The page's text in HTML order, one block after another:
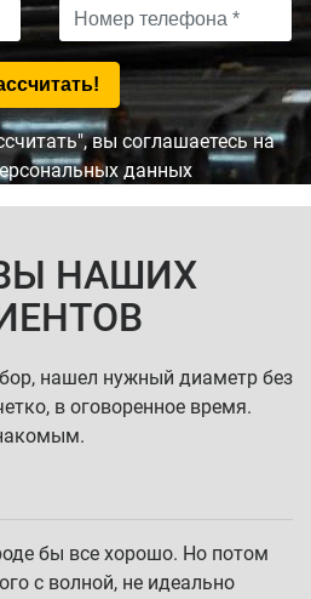
вы соглашаетесь на
данных
НАШИХ
нашел нужный диаметр без
в оговоренное время.
бы все хорошо. Но потом
с волной, не идеально